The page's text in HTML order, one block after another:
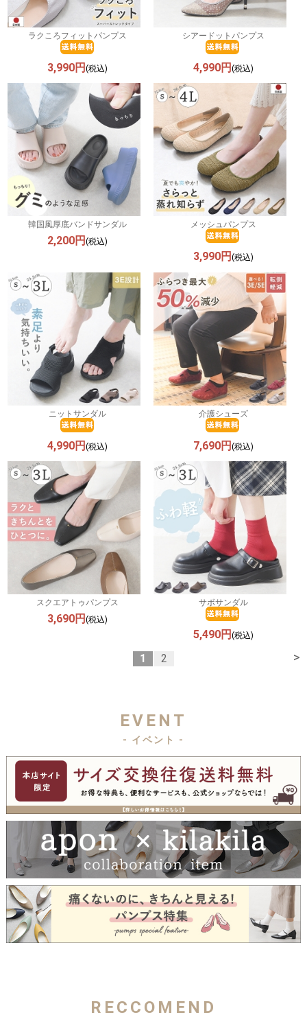
ラクころフィットパンプス
3,990円(税込)
シアードットパンプス
4,990円 (税込)
韓国風厚底バンドサンダル
2,200円(税込)
メッシュパンプス
3,990円 (税込)
ニットサンダル
4,990円(税込)
介護シューズ
7,690円 (税込)
スクエアトゥパンプス
3,690円(税込)
サボサンダル
5,490円 (税込)
>
1 2
EVENT
- イベント -
RECCOMEND